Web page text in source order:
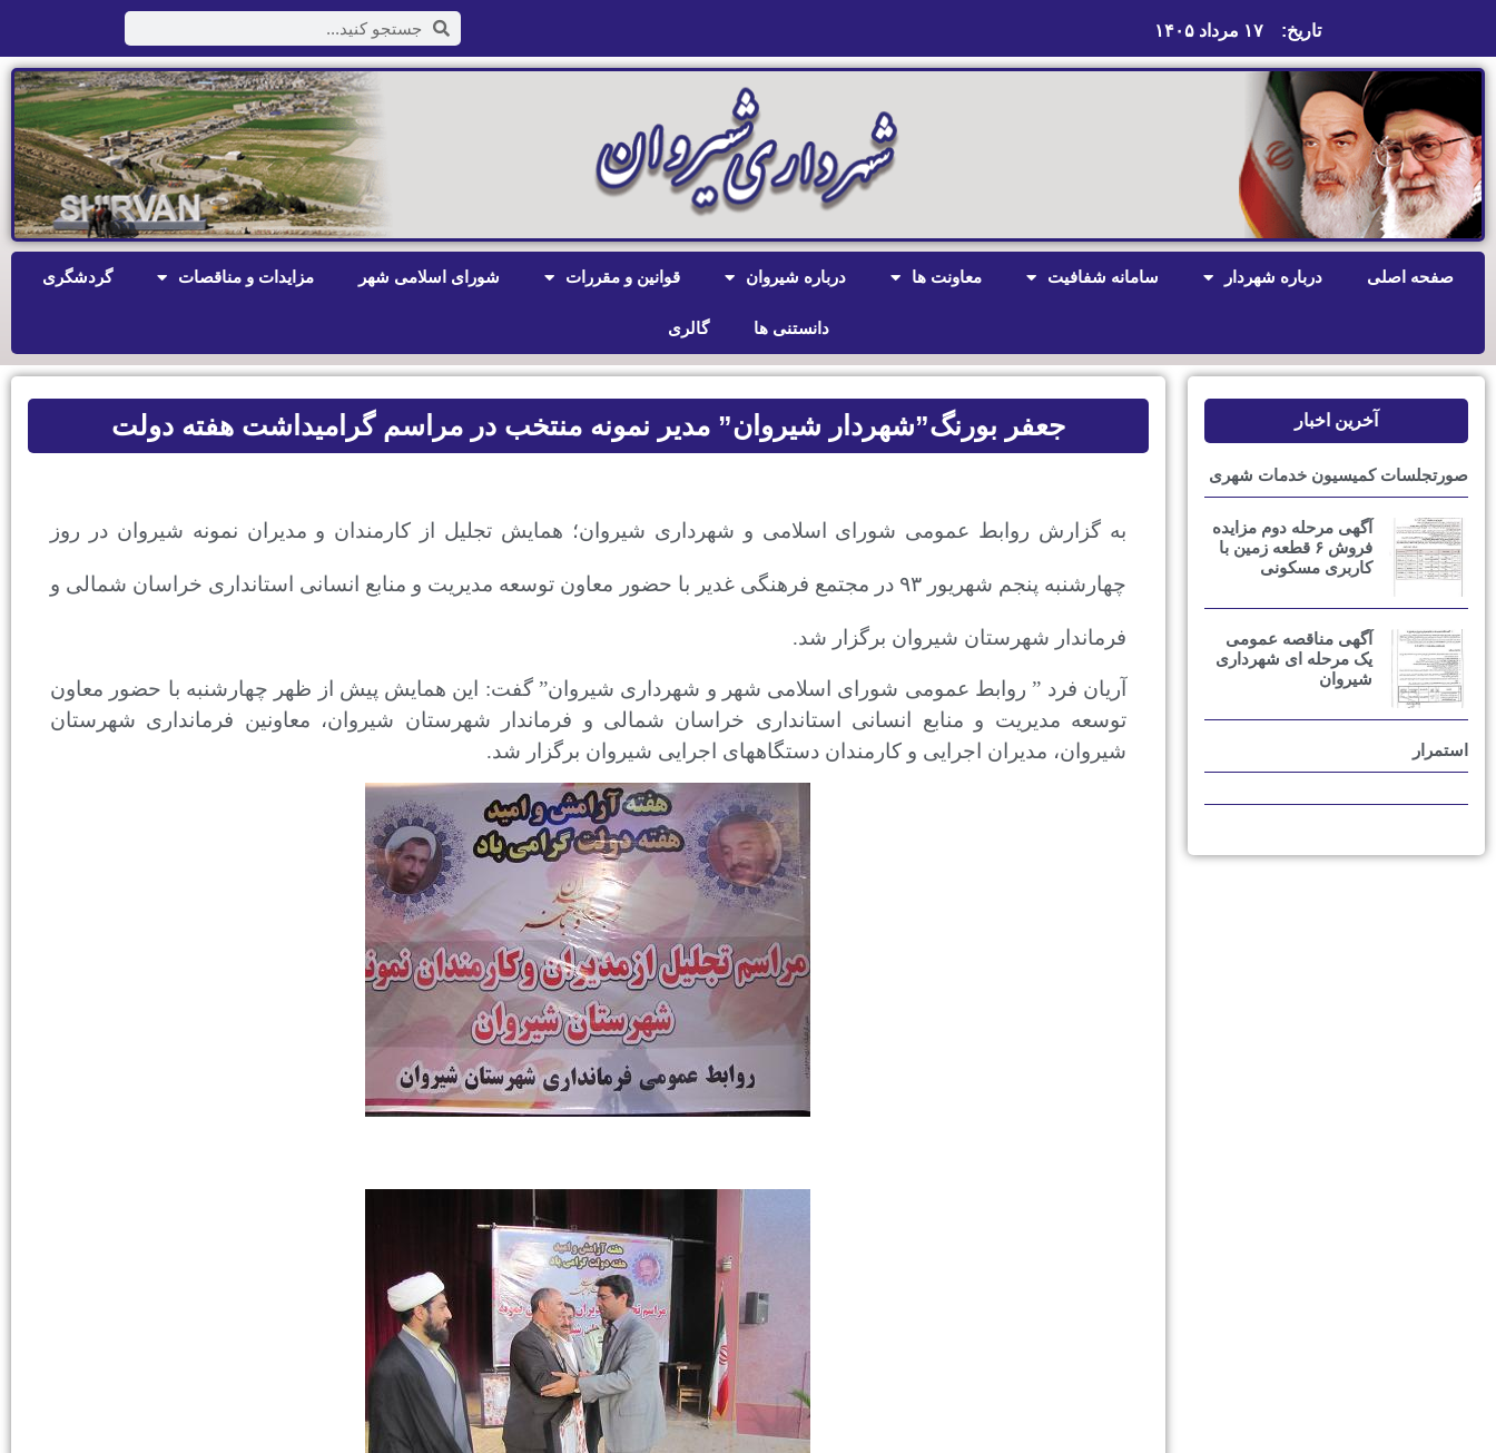
تاریخ: ۱۷ مرداد ۱۴۰۵
صفحه اصلی درباره شهردار سامانه شفافیت معاونت ها درباره شیروان قوانین و مقررات شورای اسلامی شهر مزایدات و مناقصات گردشگری
دانستنی ها گالری
آخرین اخبار
صورتجلسات کمیسیون خدمات شهری
آگهی مرحله دوم مزایده
فروش ۶ قطعه زمین با
کاربری مسکونی
آگهی مناقصه عمومی
یک مرحله ای شهرداری
شیروان
استمرار
جعفر بورنگ”شهردار شیروان” مدیر نمونه منتخب در مراسم گرامیداشت هفته دولت
به گزارش روابط عمومی شورای اسلامی و شهرداری شیروان؛ همایش تجلیل از کارمندان و مدیران نمونه شیروان در روز
چهارشنبه پنجم شهریور ۹۳ در مجتمع فرهنگی غدیر با حضور معاون توسعه مدیریت و منابع انسانی استانداری خراسان شمالی و
فرماندار شهرستان شیروان برگزار شد.
آریان فرد ” روابط عمومی شورای اسلامی شهر و شهرداری شیروان” گفت: این همایش پیش از ظهر چهارشنبه با حضور معاون
توسعه مدیریت و منابع انسانی استانداری خراسان شمالی و فرماندار شهرستان شیروان، معاونین فرمانداری شهرستان
شیروان، مدیران اجرایی و کارمندان دستگاههای اجرایی شیروان برگزار شد.